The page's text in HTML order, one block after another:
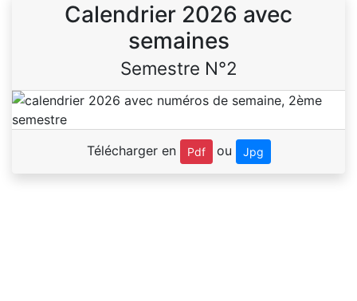
Calendrier 2026 avec
semaines
Semestre N°2
Télécharger en Pdf ou Jpg